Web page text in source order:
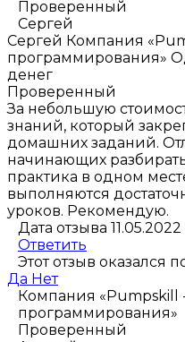
Проверенный
Сергей
Сергей Компания
программирования»
денег
Проверенный
За небольшую
знаний, который
домашних заданий.
начинающих
практика в одном
выполняются
уроков. Рекомендую.
Дата отзыва 11.05.2022
Ответить
Этот отзыв оказался
Да Нет
Компания «Pumpskill
программирования»
Проверенный